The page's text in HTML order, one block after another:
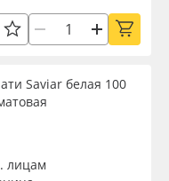
Saviar белая 100
лицам